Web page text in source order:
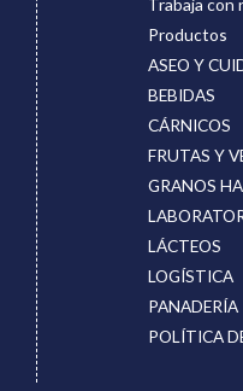
Productos
ASEO Y
BEBIDAS
CÁRNICOS
FRUTAS Y
GRANOS
LÁCTEOS
LOGÍSTICA
PANADERÍA
POLÍTICA